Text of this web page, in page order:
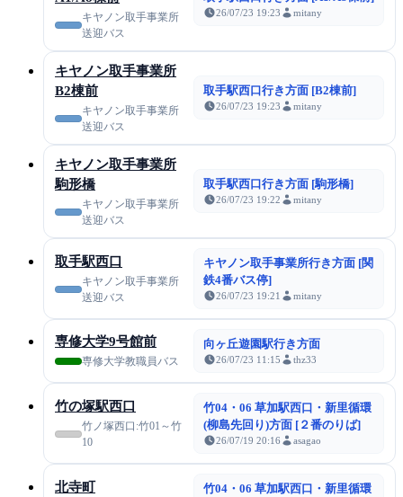
キヤノン取手事業所
送迎バス
26/07/23 19:23 mitany
キヤノン取手事業所
B2棟前
キヤノン取手事業所
送迎バス
取手駅西口行き方面 [B2棟前]
26/07/23 19:23 mitany
キヤノン取手事業所
駒形橋
キヤノン取手事業所
送迎バス
取手駅西口行き方面 [駒形橋]
26/07/23 19:22 mitany
取手駅西口
キヤノン取手事業所
送迎バス
キヤノン取手事業所行き方面 [関
鉄4番バス停]
26/07/23 19:21 mitany
専修大学9号館前
専修大学教職員バス
向ヶ丘遊園駅行き方面
26/07/23 11:15 thz33
竹の塚駅西口
竹ノ塚西口:竹01～竹
10
竹04・06 草加駅西口・新里循環
(柳島先回り)方面 [２番のりば]
26/07/19 20:16 asagao
北寺町
竹04・06 草加駅西口・新里循環